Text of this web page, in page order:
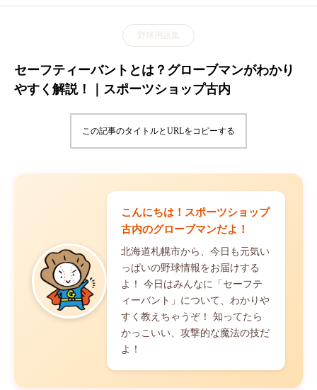
野球用語集
セーフティーバントとは？グローブマンがわかり
やすく解説！｜スポーツショップ古内
この記事のタイトルとURLをコピーする
こんにちは！スポーツショップ
古内のグローブマンだよ！
北海道札幌市から、今日も元気い
っぱいの野球情報をお届けする
よ！ 今日はみんなに「セーフテ
ィーバント」について、わかりや
すく教えちゃうぞ！ 知ってたら
かっこいい、攻撃的な魔法の技だ
よ！